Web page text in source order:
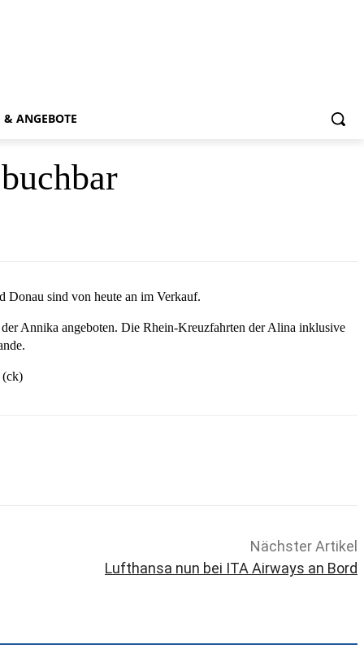
& ANGEBOTE
Donau sind von heute an im Verkauf.
Annika angeboten. Die Rhein-Kreuzfahrten der Alina inklusive
(ck)
Nächster Artikel
Lufthansa nun bei ITA Airways an Bord